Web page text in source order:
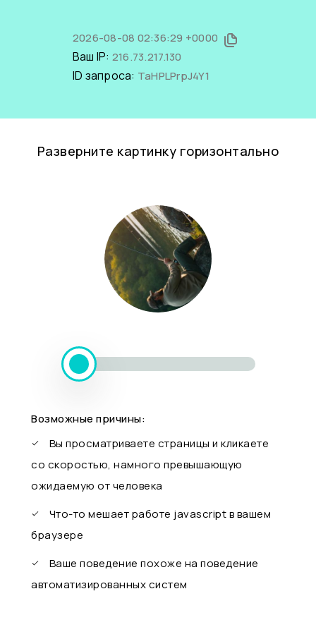
2026-08-08 02:36:29 +0000
Ваш IP: 216.73.217.130
ID запроса: TaHPLPrpJ4Y1
Разверните картинку горизонтально
Возможные причины:
Вы просматриваете страницы и кликаете
со скоростью, намного превышающую
ожидаемую от человека
Что-то мешает работе javascript в вашем
браузере
Ваше поведение похоже на поведение
автоматизированных систем